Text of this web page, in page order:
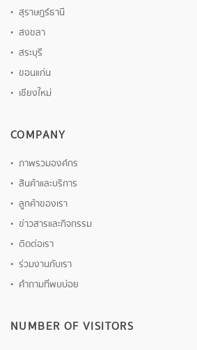
สุราษฎร์ธานี
สงขลา
สระบุรี
ขอนแก่น
เชียงใหม่
COMPANY
ภาพรวมองค์กร
สินค้าและบริการ
ลูกค้าของเรา
ข่าวสารและกิจกรรม
ติดต่อเรา
ร่วมงานกับเรา
คำถามที่พบบ่อย
NUMBER OF VISITORS